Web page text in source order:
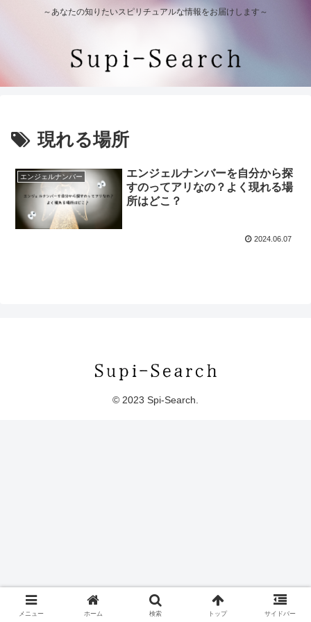
～あなたの知りたいスピリチュアルな情報をお届けします～
現れる場所
エンジェルナンバー
エンジェルナンバーを自分から探
すのってアリなの？よく現れる場
所はどこ？
2024.06.07
© 2023 Spi-Search.
メニュー ホーム 検索 トップ サイドバー